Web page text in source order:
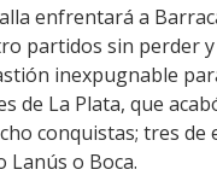
enfrentará a
partidos sin perder
inexpugnable
de La Plata, que
conquistas; tres de
Lanús o Boca.